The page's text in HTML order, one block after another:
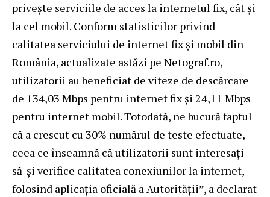
privește serviciile de acces la internetul fix, cât și
la cel mobil. Conform statisticilor privind
calitatea serviciului de internet fix și mobil din
România, actualizate astăzi pe Netograf.ro,
utilizatorii au beneficiat de viteze de descărcare
de 134,03 Mbps pentru internet fix și 24,11 Mbps
pentru internet mobil. Totodată, ne bucură faptul
că a crescut cu 30% numărul de teste efectuate,
ceea ce înseamnă că utilizatorii sunt interesați
să-și verifice calitatea conexiunilor la internet,
folosind aplicația oficială a Autorității”, a declarat